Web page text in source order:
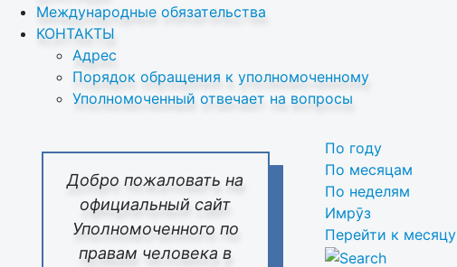
Международные обязательства
КОНТАКТЫ
Адрес
Порядок обращения к уполномоченному
Уполномоченный отвечает на вопросы
Добро пожаловать на
официальный сайт
Уполномоченного по
правам человека в
По году
По месяцам
По неделям
Имрӯз
Перейти к месяцу